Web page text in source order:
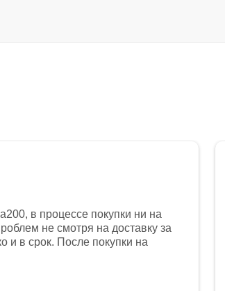
в процессе покупки ни на
не смотря на доставку за
и в срок. После покупки на
этом представители магазина
в итоге проблема была решена.
к клиенту после